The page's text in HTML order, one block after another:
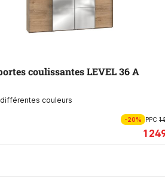
coulissantes LEVEL 36 A
couleurs
-20% PPC1
1